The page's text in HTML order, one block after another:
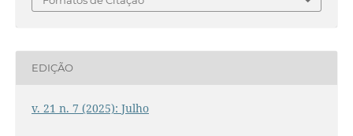
EDIÇÃO
v. 21 n. 7 (2025): Julho